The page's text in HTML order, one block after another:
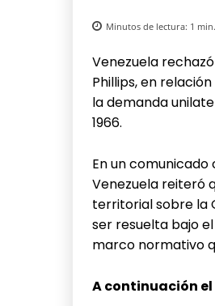
Minutos de lectura: 1 min.
Venezuela
Phillips, en
la demanda
1966.
En un
Venezuela reiteró
territorial sobre la
ser resuelta bajo
marco normativo
A continuación